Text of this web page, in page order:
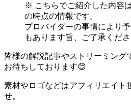
※ こちらでご紹介した内容
の時点の情報です。
プロバイダーの事情により
もあります旨、ご了承くださ
皆様の解説記事やストリーミング
お待ちしております😊
素材やロゴなどはアフィリエイト
せ。